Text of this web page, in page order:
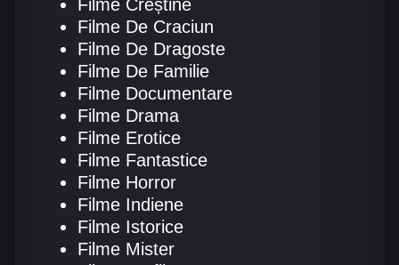
Filme Creștine
Filme De Craciun
Filme De Dragoste
Filme De Familie
Filme Documentare
Filme Drama
Filme Erotice
Filme Fantastice
Filme Horror
Filme Indiene
Filme Istorice
Filme Mister